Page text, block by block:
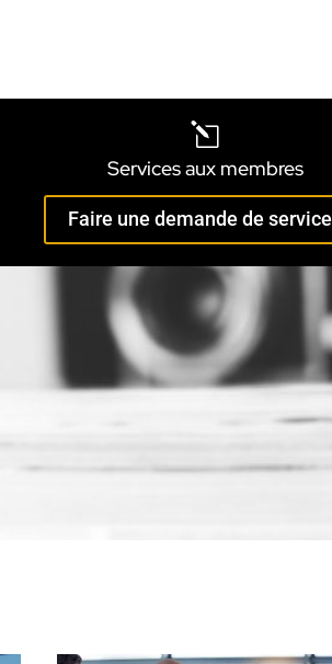
l
Services aux membres
Faire une demande de service